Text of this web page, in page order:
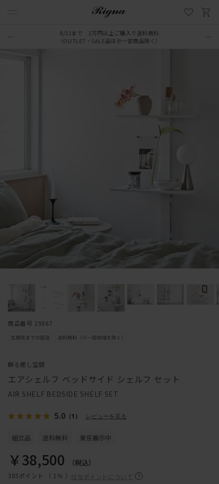
8/31まで 2万円以上ご購入で送料無料
（OUTLET・SALE品ほか一部商品除く）
飾る癒し空間
エアシェルフ ベッドサイド シェルフ セット
AIR SHELF BEDSIDE SHELF SET
5.0 （1） レビューを見る
￥38,500 （税込）
385ポイント （ 1％ ） 付与ポイントについて
組立品 送料無料 東京展示中
商品番号 29867